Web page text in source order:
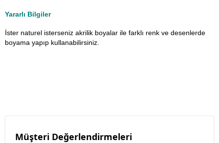
Yararlı Bilgiler
İster naturel isterseniz akrilik boyalar ile farklı renk ve desenlerde
boyama yapıp kullanabilirsiniz.
Müşteri Değerlendirmeleri